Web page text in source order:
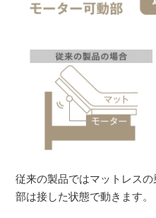
従来の製品ではマットレス
部は接した状態で動きます。